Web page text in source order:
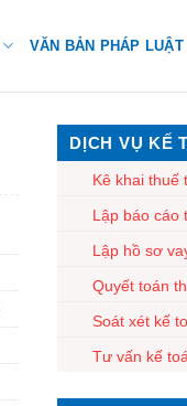
VĂN BẢN PHÁP LUẬT
DỊCH VỤ KẾ
Kê khai thuế
Lập báo cáo
Lập hồ sơ
Quyết toán
Soát xét kế
Tư vấn kế